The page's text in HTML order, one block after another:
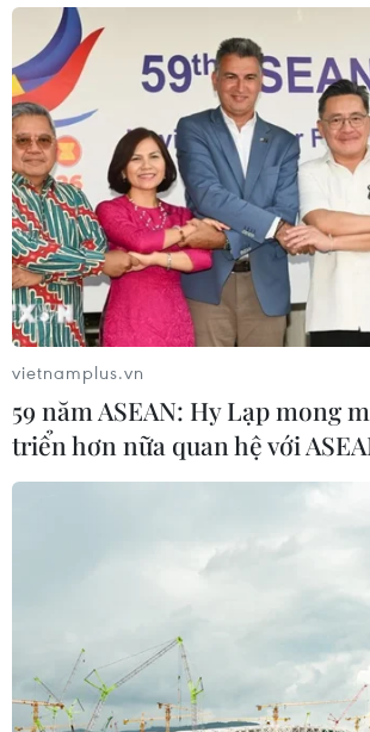
vietnamplus.vn
59 năm ASEAN: Hy Lạp mong
triển hơn nữa quan hệ với